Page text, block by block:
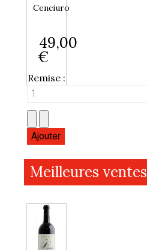
Cenciuro
49,00
€
Remise :
Meilleures ventes